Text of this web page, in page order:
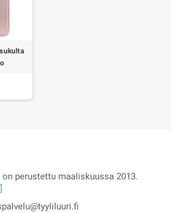
perustettu maaliskuussa 2013.